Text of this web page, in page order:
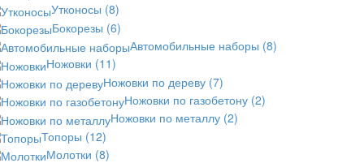
Утконосы (8)
Бокорезы (6)
Автомобильные наборы (8)
Ножовки (11)
Ножовки по дереву (7)
Ножовки по газобетону (2)
Ножовки по металлу (2)
Топоры (12)
Молотки (8)